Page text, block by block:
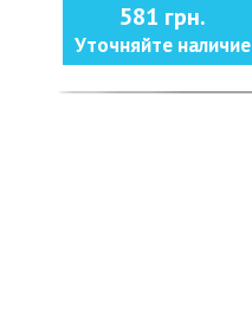
581 грн.
Уточняйте наличие